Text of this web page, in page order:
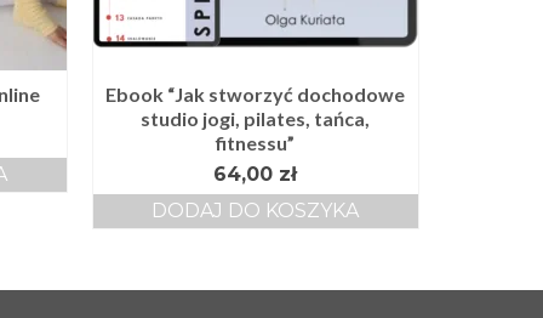
Ebook “Jak stworzyć dochodowe
studio jogi, pilates, tańca,
fitnessu”
64,00 zł
DODAJ DO KOSZYKA